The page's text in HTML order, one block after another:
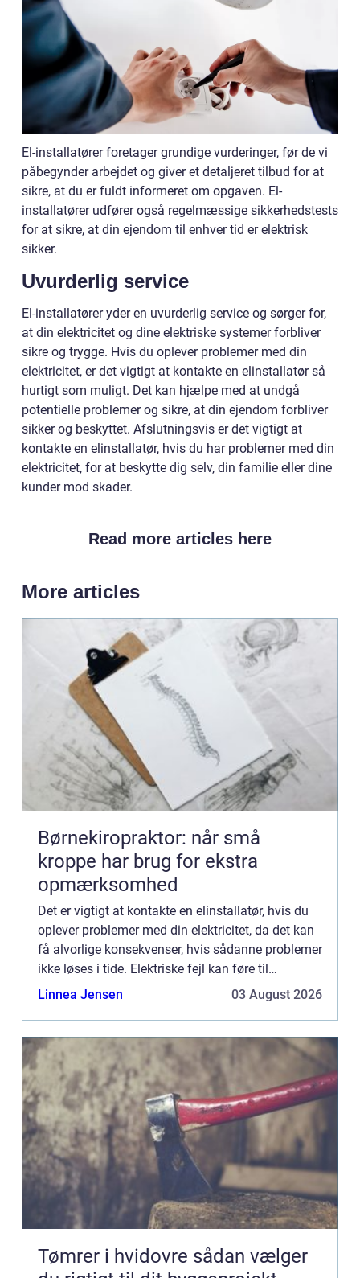
El-installatører foretager grundige vurderinger, før de vi
påbegynder arbejdet og giver et detaljeret tilbud for at
sikre, at du er fuldt informeret om opgaven. El-
installatører udfører også regelmæssige sikkerhedstests
for at sikre, at din ejendom til enhver tid er elektrisk
sikker.
Uvurderlig service
El-installatører yder en uvurderlig service og sørger for,
at din elektricitet og dine elektriske systemer forbliver
sikre og trygge. Hvis du oplever problemer med din
elektricitet, er det vigtigt at kontakte en elinstallatør så
hurtigt som muligt. Det kan hjælpe med at undgå
potentielle problemer og sikre, at din ejendom forbliver
sikker og beskyttet. Afslutningsvis er det vigtigt at
kontakte en elinstallatør, hvis du har problemer med din
elektricitet, for at beskytte dig selv, din familie eller dine
kunder mod skader.
Read more articles here
More articles
Børnekiropraktor: når små
kroppe har brug for ekstra
opmærksomhed
Det er vigtigt at kontakte en elinstallatør, hvis du
oplever problemer med din elektricitet, da det kan
få alvorlige konsekvenser, hvis sådanne problemer
ikke løses i tide. Elektriske fejl kan føre til
beskadiget elektrisk udstyr, strømafbrydelser, b...
Linnea Jensen 03 August 2026
Tømrer i hvidovre sådan vælger